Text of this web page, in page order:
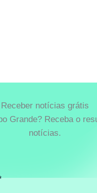
Receber notícias grátis
Grande? Receba o
notícias.